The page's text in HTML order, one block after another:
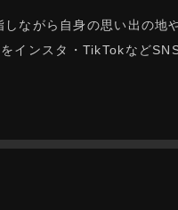
ながら自身の思い出の地
インスタ・TikTokなど